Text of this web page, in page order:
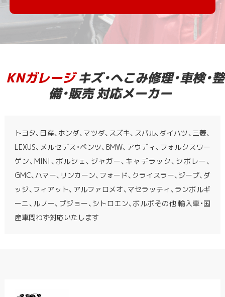
KNガレージキズ・へこみ修理・車検・整
備・販売 対応メーカー
トヨタ、日産、ホンダ、マツダ、スズキ、スバル、ダイハツ、三菱、
LEXUS、メルセデス・ベンツ、BMW、アウディ、フォルクスワー
ゲン、MINI、ポルシェ、ジャガー、キャデラック、シボレー、
GMC、ハマー、リンカーン、フォード、クライスラー、ジープ、ダ
ッジ、フィアット、アルファロメオ、マセラッティ、ランボルギ
ーニ、ルノー、プジョー、シトロエン、ボルボその他 輸入車・国
産車問わず対応いたします